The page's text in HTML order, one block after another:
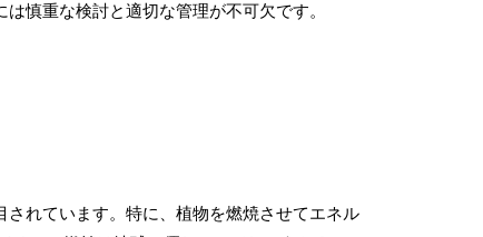
慎重な検討と適切な管理が不可欠です。
れています。特に、植物を燃焼させてエネル